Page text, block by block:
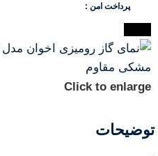
Click to enlarge
پرداخت امن :
توضیحات